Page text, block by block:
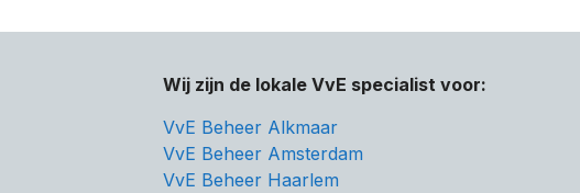
Wij zijn de lokale VvE specialist voor:
VvE Beheer Alkmaar
VvE Beheer Amsterdam
VvE Beheer Haarlem